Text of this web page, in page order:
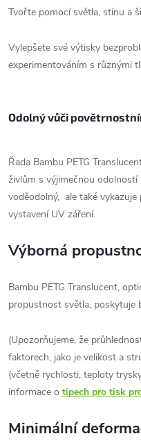
Tvořte pomocí světla, stínu a
Vylepšete své výtisky
experimentováním s různými
Odolný vůči
Řada Bambu PETG
živlům s výjimečnou odolností
voděodolný, ale také
vystavení UV záření.
Výborná
Bambu PETG Translucent,
propustnost světla, poskytuje
(Upozorňujeme, že
faktorech, jako je velikost a
(včetně rychlosti, teploty
informace o tipech pro tisk
Minimální